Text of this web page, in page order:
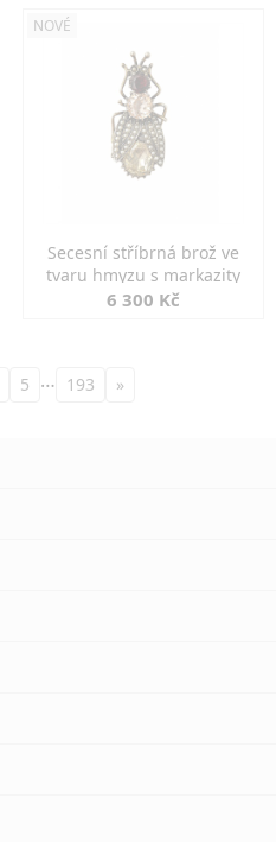
NOVÉ
Secesní stříbrná brož ve
tvaru hmyzu s markazity
6 300 Kč
5 … 193 »